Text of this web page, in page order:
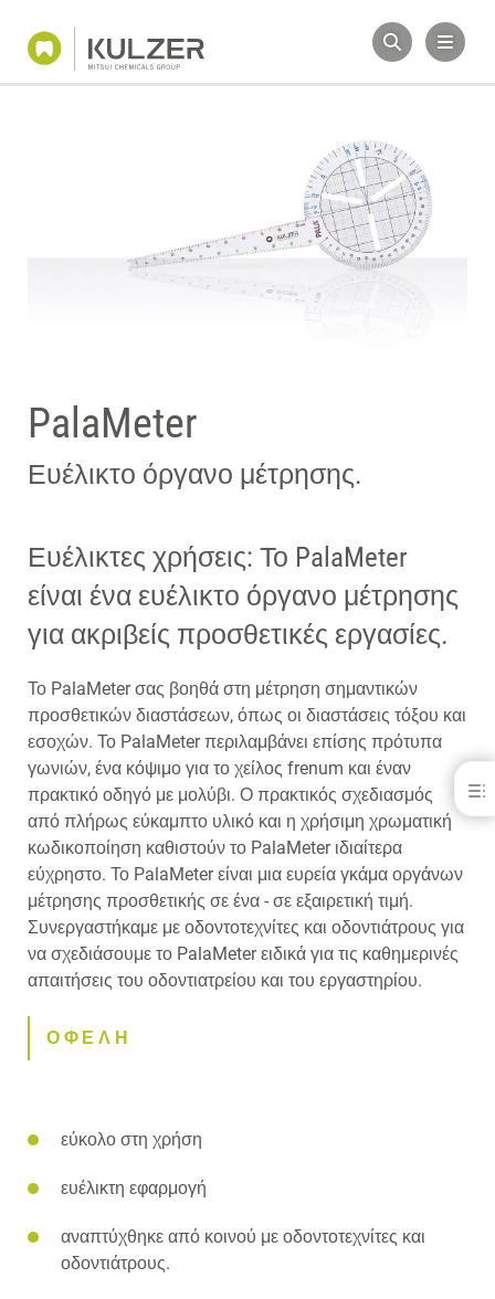
PalaMeter
ΟΦΕΛΗ
ΛΗΨΕΙΣ
ΕΠΙΚΟΙΝΩΝΊΑ
ΣΧΕΤΙΚΆ ΠΡΟΪΌΝΤΑ
PalaMeter
Ευέλικτο όργανο μέτρησης.
Ευέλικτες χρήσεις: Το PalaMeter
είναι ένα ευέλικτο όργανο μέτρησης
για ακριβείς προσθετικές εργασίες.
Το PalaMeter σας βοηθά στη μέτρηση σημαντικών
προσθετικών διαστάσεων, όπως οι διαστάσεις τόξου και
εσοχών. Το PalaMeter περιλαμβάνει επίσης πρότυπα
γωνιών, ένα κόψιμο για το χείλος frenum και έναν
πρακτικό οδηγό με μολύβι. Ο πρακτικός σχεδιασμός
από πλήρως εύκαμπτο υλικό και η χρήσιμη χρωματική
κωδικοποίηση καθιστούν το PalaMeter ιδιαίτερα
εύχρηστο. Το PalaMeter είναι μια ευρεία γκάμα οργάνων
μέτρησης προσθετικής σε ένα - σε εξαιρετική τιμή.
Συνεργαστήκαμε με οδοντοτεχνίτες και οδοντιάτρους για
να σχεδιάσουμε το PalaMeter ειδικά για τις καθημερινές
απαιτήσεις του οδοντιατρείου και του εργαστηρίου.
ΟΦΕΛΗ
εύκολο στη χρήση
ευέλικτη εφαρμογή
αναπτύχθηκε από κοινού με οδοντοτεχνίτες και
οδοντιάτρους.